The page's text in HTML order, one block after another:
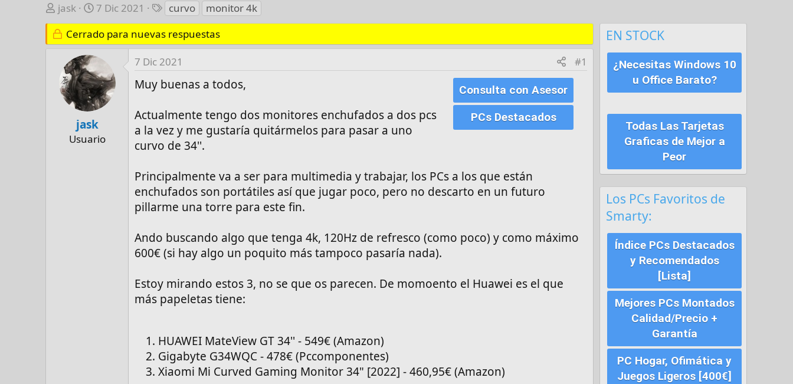
A
u
t
o
jask
F
e
c
h
a
d
e
i
i
c
7 Dic 2021
E
t
i
q
u
e
t
s
curvo
monitor 4k
Cerrado para nuevas respuestas
jask
Usuario
7 Dic 2021 #1
Consulta con Asesor
PCs Destacados
Muy buenas a todos,
Actualmente tengo dos monitores enchufados a dos pcs
a la vez y me gustaría quitármelos para pasar a uno
curvo de 34''.
Principalmente va a ser para multimedia y trabajar, los PCs a los que están
enchufados son portátiles así que jugar poco, pero no descarto en un futuro
pillarme una torre para este fin.
Ando buscando algo que tenga 4k, 120Hz de refresco (como poco) y como máximo
600€ (si hay algo un poquito más tampoco pasaría nada).
Estoy mirando estos 3, no se que os parecen. De momoento el Huawei es el que
más papeletas tiene:
HUAWEI MateView GT 34'' - 549€ (Amazon)
Gigabyte G34WQC - 478€ (Pccomponentes)
Xiaomi Mi Curved Gaming Monitor 34" [2022] - 460,95€ (Amazon)
EN STOCK
¿Necesitas Windows 10
u Office Barato?
Todas Las Tarjetas
Graficas de Mejor a
Peor
Los PCs Favoritos de
Smarty:
Índice PCs Destacados
y Recomendados
[Lista]
Mejores PCs Montados
Calidad/Precio +
Garantía
PC Hogar, Ofimática y
Juegos Ligeros [400€]